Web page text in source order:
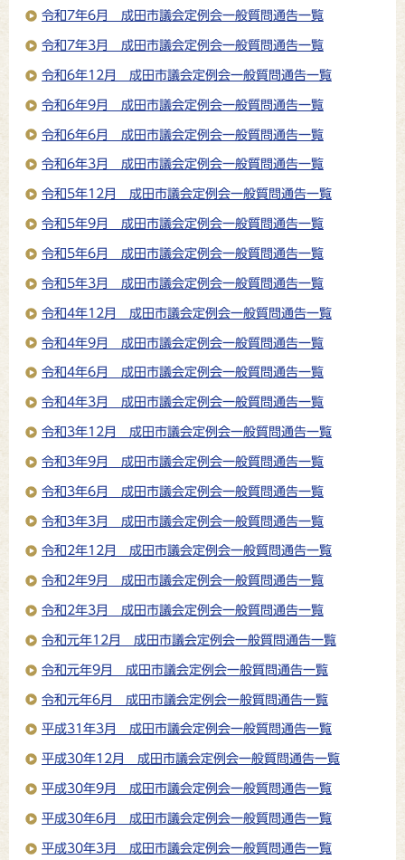
令和7年6月 成田市議会定例会一般質問通告一覧
令和7年3月 成田市議会定例会一般質問通告一覧
令和6年12月 成田市議会定例会一般質問通告一覧
令和6年9月 成田市議会定例会一般質問通告一覧
令和6年6月 成田市議会定例会一般質問通告一覧
令和6年3月 成田市議会定例会一般質問通告一覧
令和5年12月 成田市議会定例会一般質問通告一覧
令和5年9月 成田市議会定例会一般質問通告一覧
令和5年6月 成田市議会定例会一般質問通告一覧
令和5年3月 成田市議会定例会一般質問通告一覧
令和4年12月 成田市議会定例会一般質問通告一覧
令和4年9月 成田市議会定例会一般質問通告一覧
令和4年6月 成田市議会定例会一般質問通告一覧
令和4年3月 成田市議会定例会一般質問通告一覧
令和3年12月 成田市議会定例会一般質問通告一覧
令和3年9月 成田市議会定例会一般質問通告一覧
令和3年6月 成田市議会定例会一般質問通告一覧
令和3年3月 成田市議会定例会一般質問通告一覧
令和2年12月 成田市議会定例会一般質問通告一覧
令和2年9月 成田市議会定例会一般質問通告一覧
令和2年3月 成田市議会定例会一般質問通告一覧
令和元年12月 成田市議会定例会一般質問通告一覧
令和元年9月 成田市議会定例会一般質問通告一覧
令和元年6月 成田市議会定例会一般質問通告一覧
平成31年3月 成田市議会定例会一般質問通告一覧
平成30年12月 成田市議会定例会一般質問通告一覧
平成30年9月 成田市議会定例会一般質問通告一覧
平成30年6月 成田市議会定例会一般質問通告一覧
平成30年3月 成田市議会定例会一般質問通告一覧